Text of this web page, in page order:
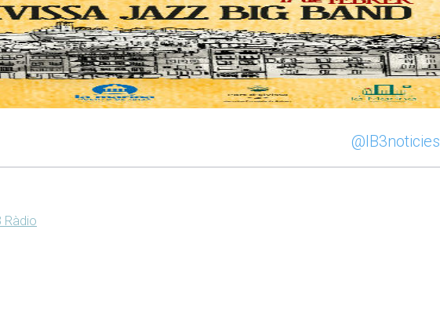
@IB3noticies
Ràdio